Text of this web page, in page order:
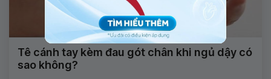
Tê cánh tay kèm đau gót chân khi ngủ dậy có
sao không?